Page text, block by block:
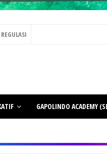
REGULASI
GAPOLINDO ACADEMY